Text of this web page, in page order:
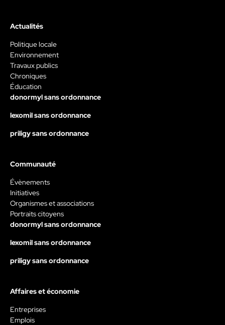
Actualités
Politique locale
Environnement
Travaux publics
Chroniques
Éducation
donormyl sans ordonnance
lexomil sans ordonnance
priligy sans ordonnance
Communauté
Évènements
Initiatives
Organismes et associations
Portraits citoyens
donormyl sans ordonnance
lexomil sans ordonnance
priligy sans ordonnance
Affaires et économie
Entreprises
Emplois